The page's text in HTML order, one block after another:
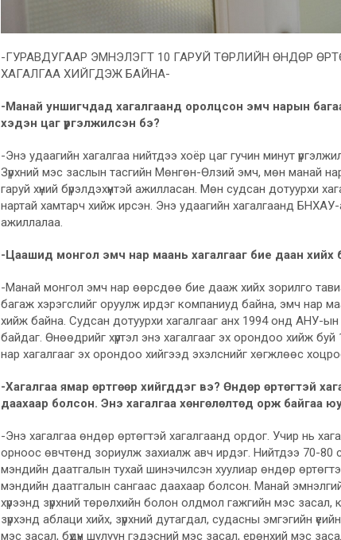
-ГУРАВДУГААР ЭМНЭЛЭГТ 10 ГАРУЙ ТӨРЛИЙН ӨНДӨР
ХАГАЛГАА ХИЙГДЭЖ БАЙНА-
-Манай уншигчдад хагалгаанд оролцсон эмч нарын
хэдэн цаг үргэлжилсэн бэ?
-Энэ удаагийн хагалгаа нийтдээ хоёр цаг гучин минут
Зүрхний мэс заслын тасгийн Мөнгөн-Өлзий эмч, мөн манай
гаруй хүний бүрэлдэхүүнтэй ажилласан. Мөн судсан дотуурхи
нартай хамтарч хийж ирсэн. Энэ удаагийн хагалгаанд
ажиллалаа.
-Цаашид монгол эмч нар маань хагалгааг бие даан
-Манай монгол эмч нар өөрсдөө бие дааж хийх зорилго
багаж хэрэгслийг оруулж ирдэг компаниуд байна, эмч нар
хийж байна. Судсан дотуурхи хагалгааг анх 1994 онд АНУ-ын
байдаг. Өнөөдрийг хүртэл энэ хагалгааг эх орондоо хийж
нар хагалгааг эх орондоо хийгээд эхэлснийг хөгжлөөс
-Хагалгаа ямар өртгөөр хийгддэг вэ? Өндөр өртөгтэй
даахаар болсон. Энэ хагалгаа хөнгөлөлтөд орж байгаа
-Энэ хагалгаа өндөр өртөгтэй хагалгаанд ордог. Учир нь
орноос өвчтөнд зориулж захиалж авч ирдэг. Нийтдээ 70-80
мэндийн даатгалын тухай шинэчилсэн хуулиар өндөр өртөгтэй
мэндийн даатгалын сангаас даахаар болсон. Манай
хүрээнд зүрхний төрөлхийн болон олдмол гажгийн мэс
зүрхэнд аблаци хийх, зүрхний дутагдал, судасны эмгэгийн
мэс засал, бүдүүн шулуун гэдэсний мэс засал, ерөнхий мэс